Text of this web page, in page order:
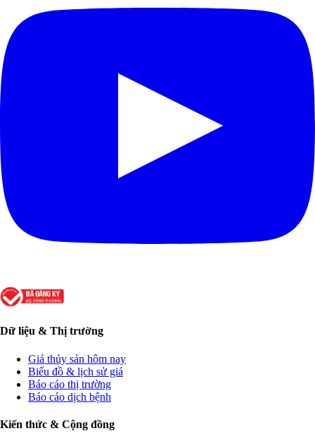
Dữ liệu & Thị trường
Giá thủy sản hôm nay
Biểu đồ & lịch sử giá
Báo cáo thị trường
Báo cáo dịch bệnh
Kiến thức & Cộng đồng